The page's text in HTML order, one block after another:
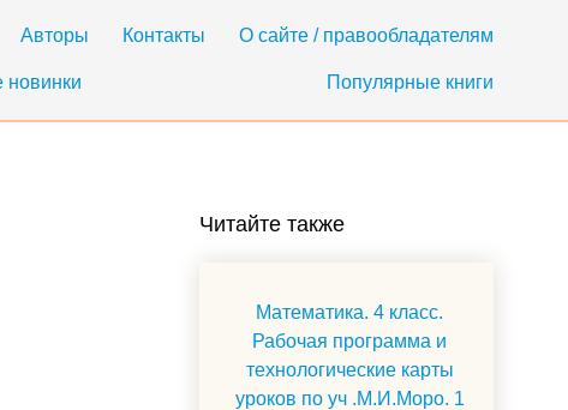
Авторы Контакты О сайте / правообладателям
новинки Популярные книги
Читайте также
Математика. 4 класс.
Рабочая программа и
технологические карты
уроков по уч .М.И.Моро. 1